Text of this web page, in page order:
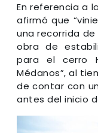
En referencia a
afirmó que
una recorrida
obra de
para el cerro
Médanos”, al
de contar con
antes del inicio